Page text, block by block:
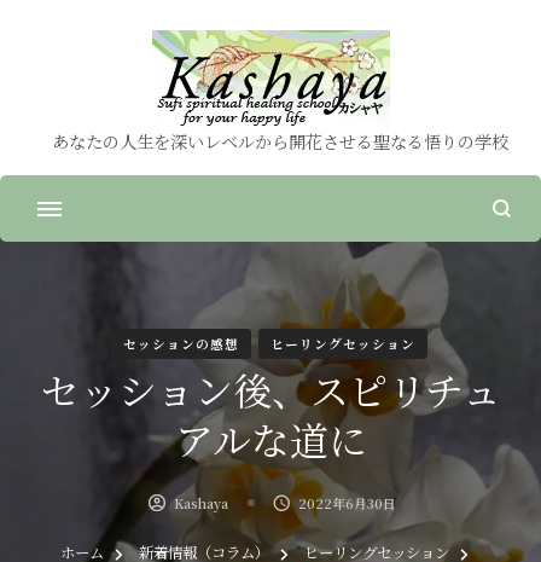
あなたの人生を深いレベルから開花させる聖なる悟りの学校
セッションの感想 ヒーリングセッション
セッション後、スピリチュ
アルな道に
Kashaya 2022年6月30日
ホーム 新着情報（コラム）
ヒーリングセッション